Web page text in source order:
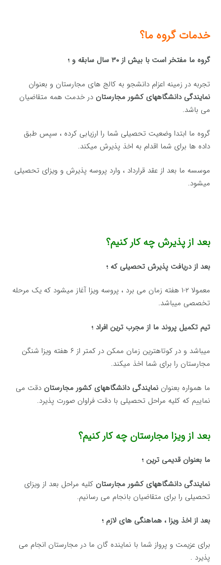
خدمات گروه ما؟
گروه ما مفتخر است با بیش از ۳۰ سال سابقه و ؛
تجربه در زمینه اعزام دانشجو به کالج های مجارستان و بعنوان
نمایندگی دانشگاههای کشور مجارستان در خدمت همه متقاضیان
می باشد.
گروه ما ابتدا وضعیت تحصیلی شما را ارزیابی کرده ، سپس طبق
داده ها برای شما اقدام به اخذ پذیرش میکند.
موسسه ما بعد از عقد قرارداد ، وارد پروسه پذیرش و ویزای تحصیلی
میشود.
بعد از پذیرش چه کار کنیم؟
بعد از دریافت پذیرش تحصیلی که ؛
معمولا ۲-۱ هفته زمان می برد ، پروسه ویزا آغاز میشود که یک مرحله
تخصصی میباشد.
تیم تکمیل پروند ما از مجرب ترین افراد ؛
میباشد و در کوتاهترین زمان ممکن در کمتر از ۶ هفته ویزا شنگن
مجارستان را برای شما اخذ میکند.
ما همواره بعنواننمایندگی دانشگاههای کشور مجارستان دقت می
نماییم که کلیه مراحل تحصیلی با دقت فراوان صورت پذیرد.
بعد از ویزا مجارستان چه کار کنیم؟
ما بعنوان قدیمی ترین ؛
نمایندگی دانشگاههای کشور مجارستان کلیه مراحل بعد از ویزای
تحصیلی را برای متقاضیان بانجام می رسانیم.
بعد از اخذ ویزا ، هماهنگی های لازم ؛
برای عزیمت و پرواز شما با نماینده گان ما در مجارستان انجام می
پذیرد .